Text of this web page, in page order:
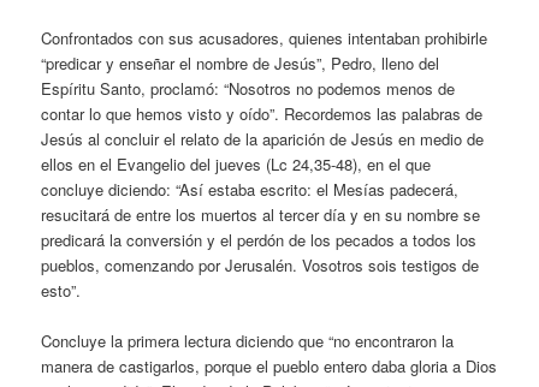
Confrontados con sus acusadores, quienes intentaban prohibirle
“predicar y enseñar el nombre de Jesús”, Pedro, lleno del
Espíritu Santo, proclamó: “Nosotros no podemos menos de
contar lo que hemos visto y oído”. Recordemos las palabras de
Jesús al concluir el relato de la aparición de Jesús en medio de
ellos en el Evangelio del jueves (Lc 24,35-48), en el que
concluye diciendo: “Así estaba escrito: el Mesías padecerá,
resucitará de entre los muertos al tercer día y en su nombre se
predicará la conversión y el perdón de los pecados a todos los
pueblos, comenzando por Jerusalén. Vosotros sois testigos de
esto”.
Concluye la primera lectura diciendo que “no encontraron la
manera de castigarlos, porque el pueblo entero daba gloria a Dios